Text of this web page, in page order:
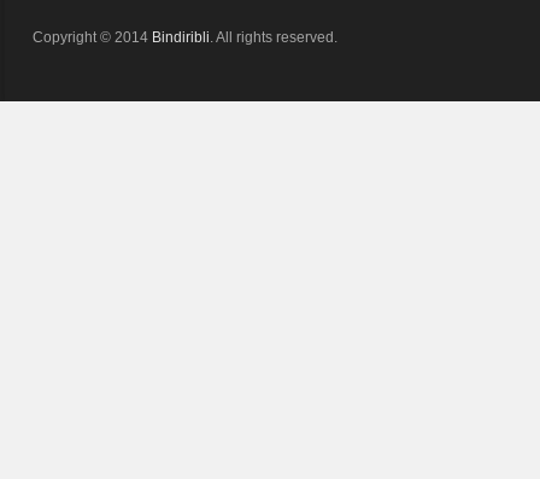
Copyright © 2014 Bindiribli. All rights reserved.